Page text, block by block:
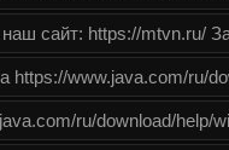
сайт: https://mtvn.ru/
https://www.java.com/ru/
ru/download/help/